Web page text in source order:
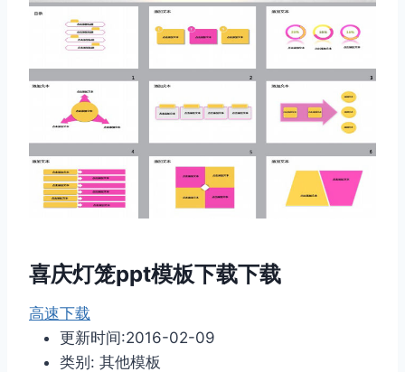
喜庆灯笼ppt模板下载下载
高速下载
更新时间:2016-02-09
类别: 其他模板